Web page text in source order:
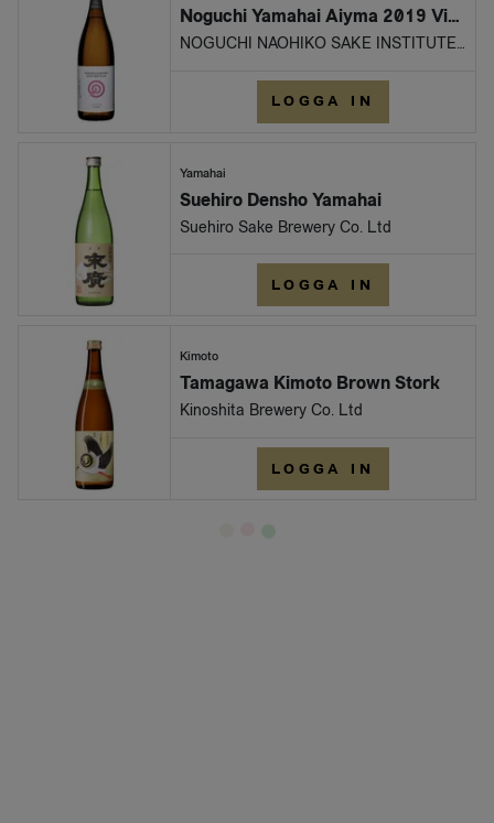
Noguchi Yamahai Aiyma 2019 Vintage 180cl
NOGUCHI NAOHIKO SAKE INSTITUTE Inc.
LOGGA IN
Yamahai
Suehiro Densho Yamahai
Suehiro Sake Brewery Co. Ltd
LOGGA IN
Kimoto
Tamagawa Kimoto Brown Stork
Kinoshita Brewery Co. Ltd
LOGGA IN